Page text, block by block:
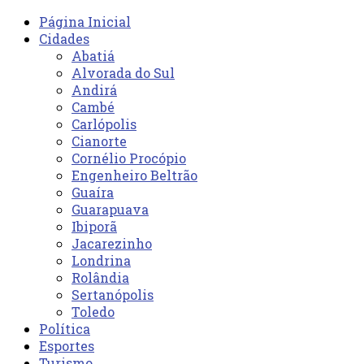
Página Inicial
Cidades
Abatiá
Alvorada do Sul
Andirá
Cambé
Carlópolis
Cianorte
Cornélio Procópio
Engenheiro Beltrão
Guaíra
Guarapuava
Ibiporã
Jacarezinho
Londrina
Rolândia
Sertanópolis
Toledo
Política
Esportes